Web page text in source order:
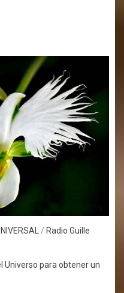
/ Radio Guille
Universo para obtener un